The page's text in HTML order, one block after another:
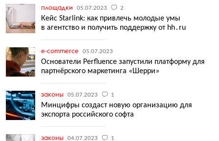
площадки 05.07.2023 2
Кейс Starlink: как привлечь молодые умы
в агентство и получить поддержку от hh․ru
e-commerce 05.07.2023
Основатели Perfluence запустили платформу для
партнёрского маркетинга «Шерри»
законы 05.07.2023 1
Минцифры создаст новую организацию для
экспорта российского софта
законы 04.07.2023 1